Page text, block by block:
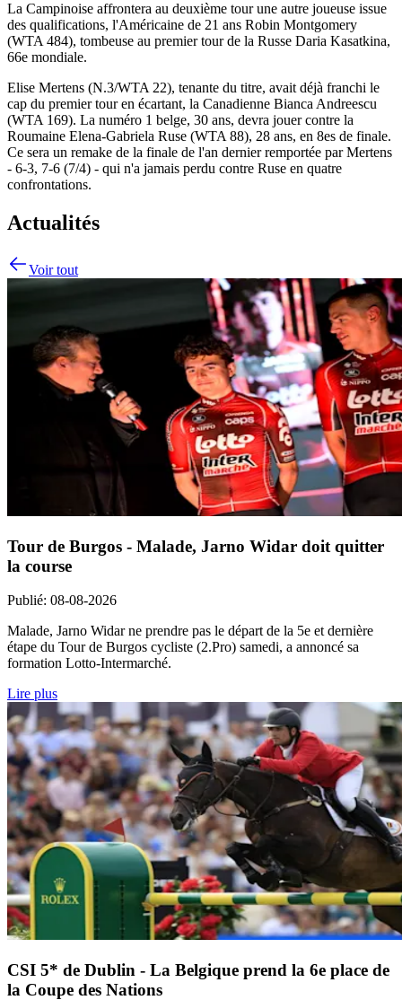
La Campinoise affrontera au deuxième tour une autre joueuse issue
des qualifications, l'Américaine de 21 ans Robin Montgomery
(WTA 484), tombeuse au premier tour de la Russe Daria Kasatkina,
66e mondiale.
Elise Mertens (N.3/WTA 22), tenante du titre, avait déjà franchi le
cap du premier tour en écartant, la Canadienne Bianca Andreescu
(WTA 169). La numéro 1 belge, 30 ans, devra jouer contre la
Roumaine Elena-Gabriela Ruse (WTA 88), 28 ans, en 8es de finale.
Ce sera un remake de la finale de l'an dernier remportée par Mertens
- 6-3, 7-6 (7/4) - qui n'a jamais perdu contre Ruse en quatre
confrontations.
Actualités
Voir tout
Tour de Burgos - Malade, Jarno Widar doit quitter
la course
Publié: 08-08-2026
Malade, Jarno Widar ne prendre pas le départ de la 5e et dernière
étape du Tour de Burgos cycliste (2.Pro) samedi, a annoncé sa
formation Lotto-Intermarché.
Lire plus
CSI 5* de Dublin - La Belgique prend la 6e place de
la Coupe des Nations